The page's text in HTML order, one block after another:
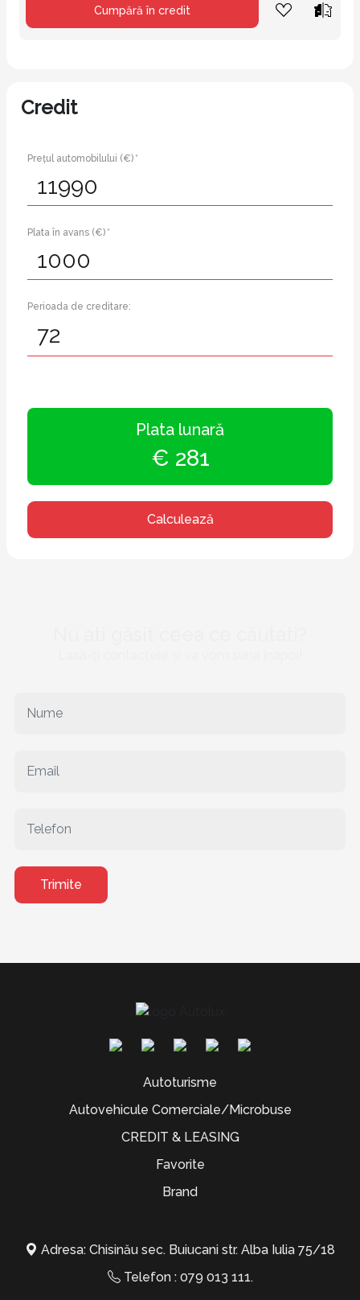
Cumpără în credit
Credit
Prețul automobilului (€) *
Plata în avans (€) *
Perioada de creditare:
Plata lunară
€ 281
Calculează
Trimite
Autoturisme
Autovehicule Comerciale/Microbuse
CREDIT & LEASING
Favorite
Brand
Adresa: Chisinău sec. Buiucani str. Alba Iulia 75/18
Telefon : 079 013 111.